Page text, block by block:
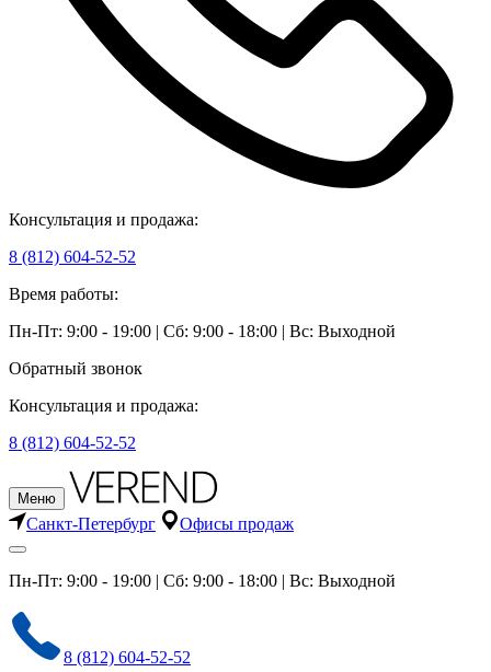
Консультация и продажа:
8 (812) 604-52-52
Время работы:
Пн-Пт: 9:00 - 19:00 | Сб: 9:00 - 18:00 | Вс: Выходной
Обратный звонок
Консультация и продажа:
8 (812) 604-52-52
Меню
Санкт-Петербург Офисы продаж
Пн-Пт: 9:00 - 19:00 | Сб: 9:00 - 18:00 | Вс: Выходной
8 (812) 604-52-52